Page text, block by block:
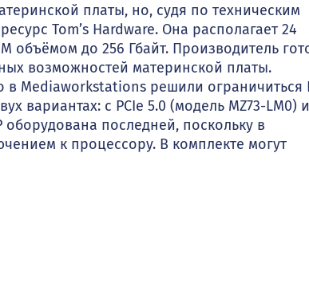
платы, но, судя по техническим
Tom’s Hardware. Она располагает 24
объёмом до 256 Гбайт. Производитель
возможностей материнской платы.
в Mediaworkstations решили ограничиться
вариантах: с PCIe 5.0 (модель MZ73-LM0) и
оборудована последней, поскольку в
к процессору. В комплекте могут